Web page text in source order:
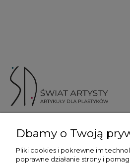
Więcej informacji
Dbamy o Twoją
Pliki cookies i pokrewne im
poprawne działanie strony i